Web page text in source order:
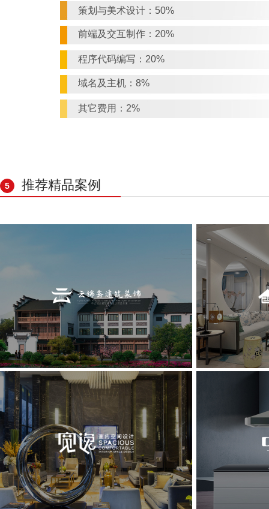
策划与美术设计：50%
前端及交互制作：20%
程序代码编写：20%
域名及主机：8%
其它费用：2%
5 推荐精品案例